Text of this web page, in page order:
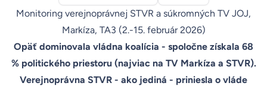
Monitoring verejnoprávnej STVR a súkromných TV JOJ,
Markíza, TA3 (2.-15. február 2026)
Opäť dominovala vládna koalícia - spoločne získala 68
% politického priestoru (najviac na TV Markíza a STVR).
Verejnoprávna STVR - ako jediná - priniesla o vláde